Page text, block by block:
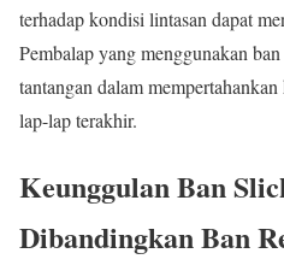
terhadap kondisi lintasan dapat
Pembalap yang menggunakan
tantangan dalam
lap-lap terakhir.
Keunggulan Ban
Dibandingkan Ban